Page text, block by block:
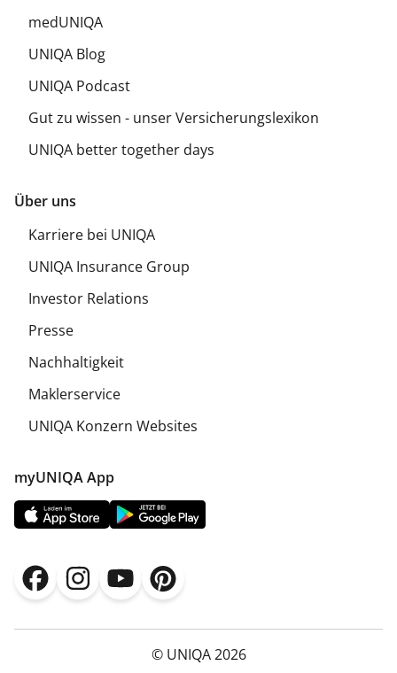
medUNIQA
UNIQA Blog
UNIQA Podcast
Gut zu wissen - unser Versicherungslexikon
UNIQA better together days
Über uns
Karriere bei UNIQA
UNIQA Insurance Group
Investor Relations
Presse
Nachhaltigkeit
Maklerservice
UNIQA Konzern Websites
myUNIQA App
© UNIQA 2026